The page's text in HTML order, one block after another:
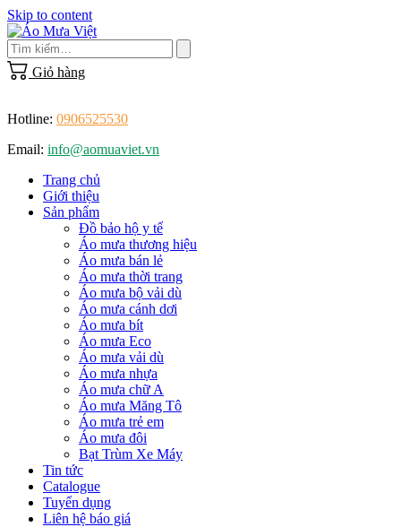
Skip to content
Giỏ hàng
Hotline: 0906525530
Email: info@aomuaviet.vn
Trang chủ
Giới thiệu
Sản phẩm
Đồ bảo hộ y tế
Áo mưa thương hiệu
Áo mưa bán lẻ
Áo mưa thời trang
Áo mưa bộ vải dù
Áo mưa cánh dơi
Áo mưa bít
Áo mưa Eco
Áo mưa vải dù
Áo mưa nhựa
Áo mưa chữ A
Áo mưa Măng Tô
Áo mưa trẻ em
Áo mưa đôi
Bạt Trùm Xe Máy
Tin tức
Catalogue
Tuyển dụng
Liên hệ báo giá